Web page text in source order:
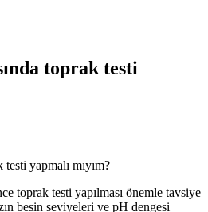
toprak testi
yapmalı mıyım?
toprak testi yapılması önemle tavsiye
besin seviyeleri ve pH dengesi